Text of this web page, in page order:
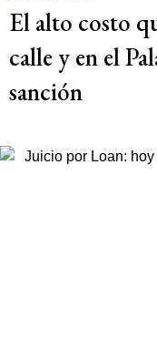
El alto costo
calle y en el
sanción